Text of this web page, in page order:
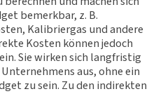
bemerkbar, z. B.
Kalibriergas und andere
Kosten können jedoch
Sie wirken sich langfristig
aus, ohne ein
zu sein. Zu den indirekten